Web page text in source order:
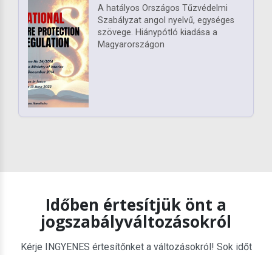
A hatályos Országos Tűzvédelmi
Szabályzat angol nyelvű, egységes
szövege. Hiánypótló kiadása a
Magyarországon
Időben értesítjük önt a
jogszabályváltozásokról
Kérje INGYENES értesítőnket a változásokról! Sok időt